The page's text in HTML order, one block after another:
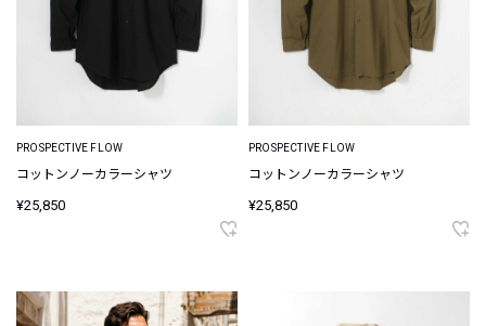
PROSPECTIVE FLOW
コットンノーカラーシャツ
¥25,850
PROSPECTIVE FLOW
コットンノーカラーシャツ
¥25,850